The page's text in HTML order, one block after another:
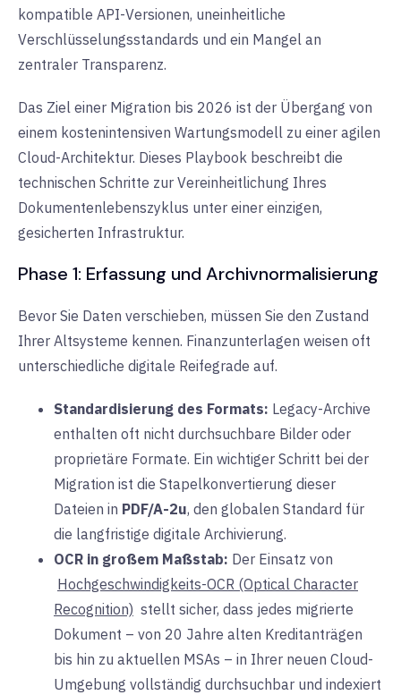
kompatible API-Versionen, uneinheitliche
Verschlüsselungsstandards und ein Mangel an
zentraler Transparenz.
Das Ziel einer Migration bis 2026 ist der Übergang von
einem kostenintensiven Wartungsmodell zu einer agilen
Cloud-Architektur. Dieses Playbook beschreibt die
technischen Schritte zur Vereinheitlichung Ihres
Dokumentenlebenszyklus unter einer einzigen,
gesicherten Infrastruktur.
Phase 1: Erfassung und Archivnormalisierung
Bevor Sie Daten verschieben, müssen Sie den Zustand
Ihrer Altsysteme kennen. Finanzunterlagen weisen oft
unterschiedliche digitale Reifegrade auf.
Standardisierung des Formats: Legacy-Archive
enthalten oft nicht durchsuchbare Bilder oder
proprietäre Formate. Ein wichtiger Schritt bei der
Migration ist die Stapelkonvertierung dieser
Dateien in PDF/A-2u, den globalen Standard für
die langfristige digitale Archivierung.
OCR in großem Maßstab: Der Einsatz von
Hochgeschwindigkeits-OCR (Optical Character
Recognition) stellt sicher, dass jedes migrierte
Dokument – von 20 Jahre alten Kreditanträgen
bis hin zu aktuellen MSAs – in Ihrer neuen Cloud-
Umgebung vollständig durchsuchbar und indexiert